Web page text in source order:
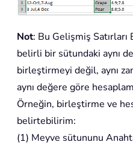
Not: Bu Gelişmiş
belirli bir sütundaki aynı
birleştirmeyi değil, aynı
aynı değere göre
Örneğin, birleştirme ve
belirtebilirim:
(1) Meyve sütununu